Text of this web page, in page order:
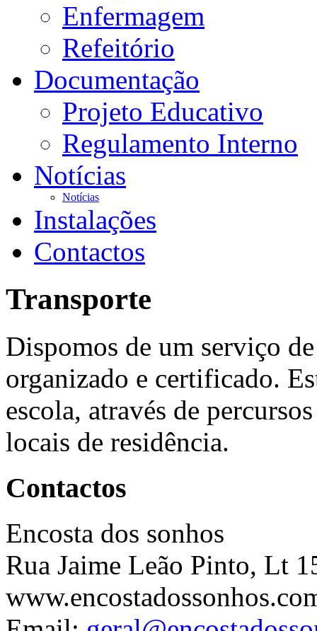
Enfermagem
Refeitório
Documentação
Projeto Educativo
Regulamento Interno
Notícias
Notícias
Instalações
Contactos
Transporte
Dispomos de um serviço
organizado e certificado.
escola, através de
locais de residência.
Contactos
Encosta dos sonhos
Rua Jaime Leão Pinto, Lt